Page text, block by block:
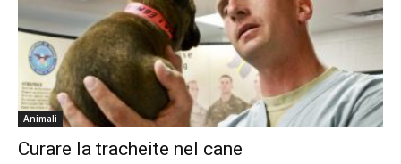
Animali
Curare la tracheite nel cane